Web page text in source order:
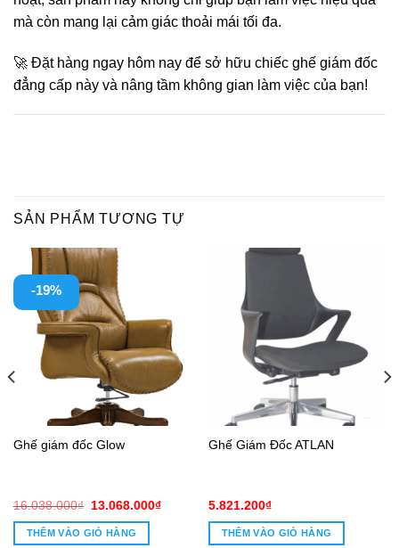
mà còn mang lại cảm giác thoải mái tối đa.
🚀 Đặt hàng ngay hôm nay để sở hữu chiếc ghế giám đốc
đẳng cấp này và nâng tầm không gian làm việc của bạn!
SẢN PHẨM TƯƠNG TỰ
-19%
Ghế giám đốc Glow
16.038.000₫
Giá
là:
16.038.000₫.
13.068.000₫Giá
THÊM VÀO GIỎ HÀNG
Ghế Giám Đốc ATLAN
5.821.200₫
THÊM VÀO GIỎ HÀNG